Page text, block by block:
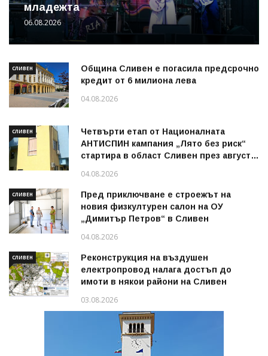
младежта
06.08.2026
СЛИВЕН
Община Сливен е погасила предсрочно
кредит от 6 милиона лева
04.08.2026
СЛИВЕН
Четвърти етап от Националната
АНТИСПИН кампания „Лято без риск“
стартира в област Сливен през август
04.08.2026
СЛИВЕН
Пред приключване е строежът на
новия физкултурен салон на ОУ
„Димитър Петров“ в Сливен
04.08.2026
СЛИВЕН
Реконструкция на въздушен
електропровод налага достъп до
имоти в някои райони на Сливен
03.08.2026